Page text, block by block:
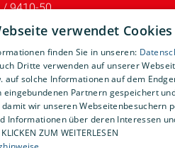
/ 9410-50
verwendet
finden Sie in unseren:
Dritte verwenden auf unserer
auf solche Informationen auf dem
eingebundenen Partnern gespeichert
wir unseren Webseitenbesuchern
Informationen über deren Interessen
ZUM WEITERLESEN